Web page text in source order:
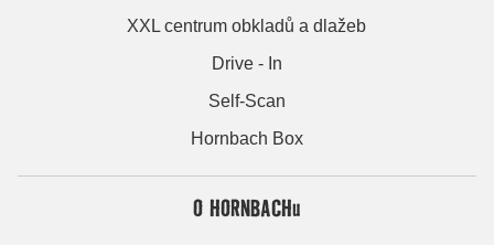
XXL centrum obkladů a dlažeb
Drive - In
Self-Scan
Hornbach Box
O HORNBACHu